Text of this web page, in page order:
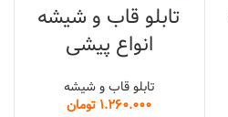
تابلو قاب و شیشه
انواع پیشی
تابلو قاب و شیشه
تومان